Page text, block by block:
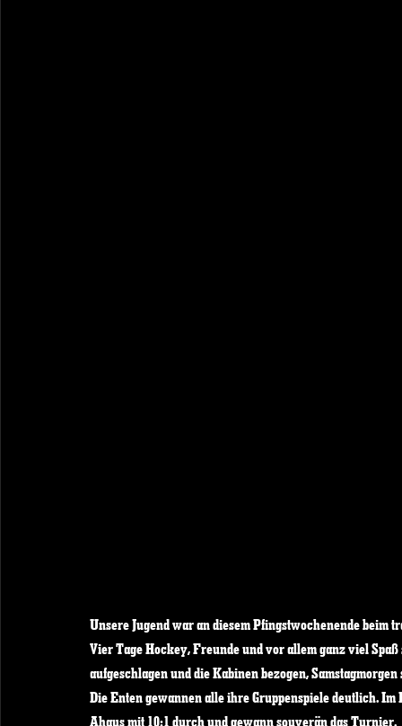
Unsere Jugend war an diesem Pfingstwochenende beim
Vier Tage Hockey, Freunde und vor allem ganz viel
aufgeschlagen und die Kabinen bezogen,
Die Enten gewannen alle ihre Gruppenspiele deutlich.
Ahaus mit 10:1 durch und gewann souverän das Turnier.